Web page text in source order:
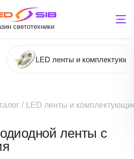
светотехники
LED ленты и
/ LED ленты и
ленты с